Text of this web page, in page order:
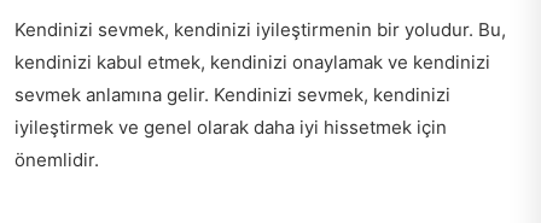
Kendinizi sevmek, kendinizi iyileştirmenin bir yoludur. Bu,
kendinizi kabul etmek, kendinizi onaylamak ve kendinizi
sevmek anlamına gelir. Kendinizi sevmek, kendinizi
iyileştirmek ve genel olarak daha iyi hissetmek için
önemlidir.